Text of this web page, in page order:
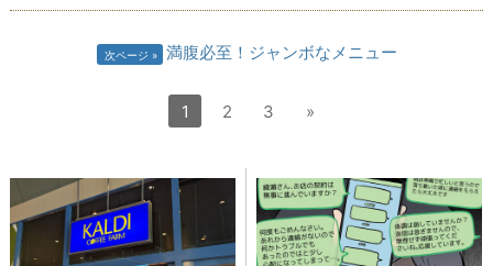
次ページ 満腹必至！ジャンボなメニュー
1 2 3 »